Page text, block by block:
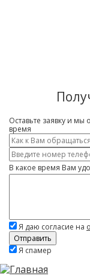
Оставьте заявку и
время
Имя
*
Контактный
телефон
*
В какое время Вам
Что
Я даю согласие на
Скажите,
не
Я спамер